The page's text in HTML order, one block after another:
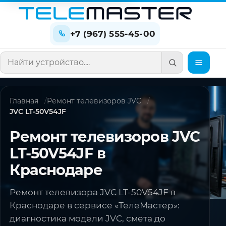
+7 (967) 555-45-00
Поиск по сайту
Главная
Ремонт телевизоров JVC
JVC LT-50V54JF
Ремонт телевизоров JVC
LT-50V54JF в
Краснодаре
Ремонт телевизора JVC LT-50V54JF в
Краснодаре в сервисе «ТелеМастер»:
диагностика модели JVC, смета до